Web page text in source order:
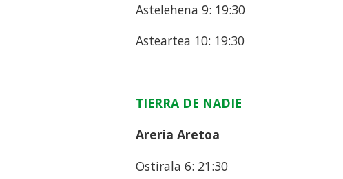
Astelehena 9: 19:30
Asteartea 10: 19:30
TIERRA DE NADIE
Areria Aretoa
Ostirala 6: 21:30